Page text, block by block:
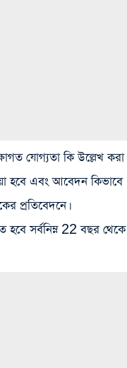
যোগ্যতা কি উল্লেখ করা
হবে এবং আবেদন কিভাবে
প্রতিবেদনে।
সর্বনিম্ন 22 বছর থেকে